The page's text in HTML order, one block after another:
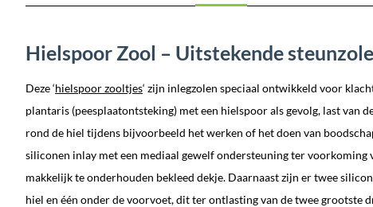
Hielspoor Zool – Uitstekende
Deze ‘hielspoor zooltjes‘ zijn inlegzolen speciaal ontwikkeld voor
plantaris (peesplaatontsteking) met een hielspoor als gevolg, last van
rond de hiel tijdens bijvoorbeeld het werken of het doen van
siliconen inlay met een mediaal gewelf ondersteuning ter voorkoming
makkelijk te onderhouden bekleed dekje. Daarnaast zijn er twee
hiel en één onder de voorvoet, dit ter ontlasting van de twee grootste